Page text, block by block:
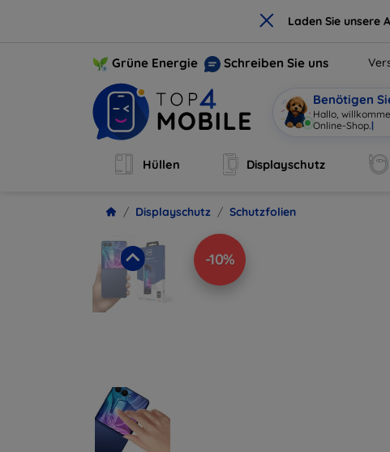
× Laden Sie unsere
Grüne Energie Schreiben Sie uns
Benötigen
Hallo,
Online-Shop. |
Hüllen Displayschutz
Displayschutz Schutzfolien
-10%